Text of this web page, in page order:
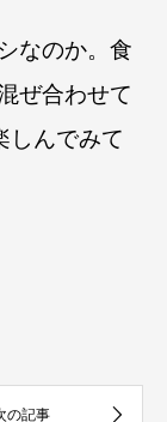
なのか。食
ぜ合わせて
しんでみて